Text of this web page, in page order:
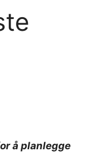
å planlegge